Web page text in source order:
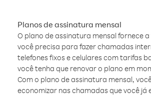
Planos de assinatura mensal
O plano de assinatura mensal fornece
você precisa para fazer chamadas
telefones fixos e celulares com tarifas
você tenha que renovar o plano em
Com o plano de assinatura mensal,
economizar nas chamadas que você já